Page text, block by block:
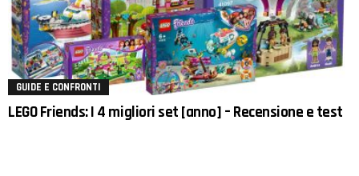
GUIDE E CONFRONTI
LEGO Friends: I 4 migliori set [anno] – Recensione e test